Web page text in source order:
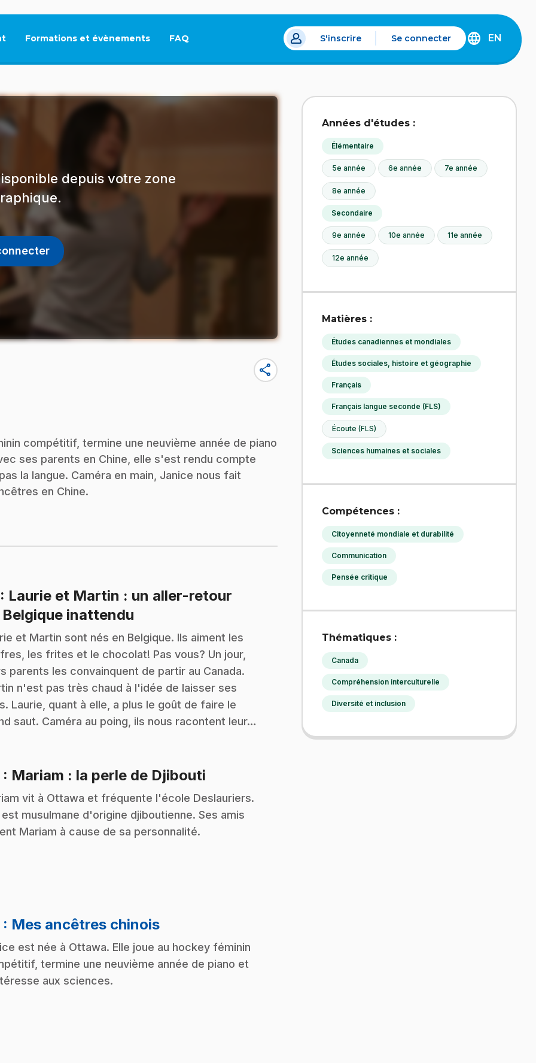
Formations et évènements FAQ
Ce lien s'ouvrira dans un nouvel onglet.
S'inscrire Se connecter
DISCOVER
EN
depuis votre zone
share
compétitif, termine une neuvième année de piano
ses parents en Chine, elle s'est rendu compte
la langue. Caméra en main, Janice nous fait
en Chine.
: Laurie et Martin : un aller-retour
Belgique inattendu
et Martin sont nés en Belgique. Ils aiment les
les frites et le chocolat! Pas vous? Un jour,
parents les convainquent de partir au Canada.
n'est pas très chaud à l'idée de laisser ses
Laurie, quant à elle, a plus le goût de faire le
saut. Caméra au poing, ils nous racontent leur…
: Mariam : la perle de Djibouti
vit à Ottawa et fréquente l'école Deslauriers.
est musulmane d'origine djiboutienne. Ses amis
Mariam à cause de sa personnalité.
: Mes ancêtres chinois.
est née à Ottawa. Elle joue au hockey féminin
termine une neuvième année de piano et
aux sciences.
Années d'études :
Élémentaire
5e année 6e année 7e année
8e année
Secondaire
9e année 10e année 11e année
12e année
Matières :
Études canadiennes et mondiales
Études sociales, histoire et géographie
Français
Français langue seconde (FLS)
Écoute (FLS)
Sciences humaines et sociales
Compétences :
Citoyenneté mondiale et durabilité
Communication
Pensée critique
Thématiques :
Canada
Compréhension interculturelle
Diversité et inclusion